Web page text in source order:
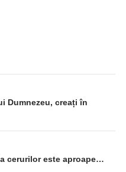
Dumnezeu, creați în
cerurilor este aproape…